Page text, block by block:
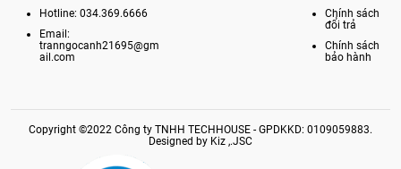
Hotline: 034.369.6666
Email:
tranngocanh21695@gm
ail.com
Chính sách
đổi trả
Chính sách
bảo hành
Copyright ©2022 Công ty TNHH TECHHOUSE - GPDKKD: 0109059883.
Designed by Kiz ,.JSC